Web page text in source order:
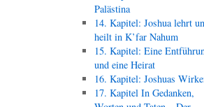
Palästina
14. Kapitel: Joshua lehrt
heilt in K’far Nahum
15. Kapitel: Eine
und eine Heirat
16. Kapitel: Joshuas
17. Kapitel In Gedanken,